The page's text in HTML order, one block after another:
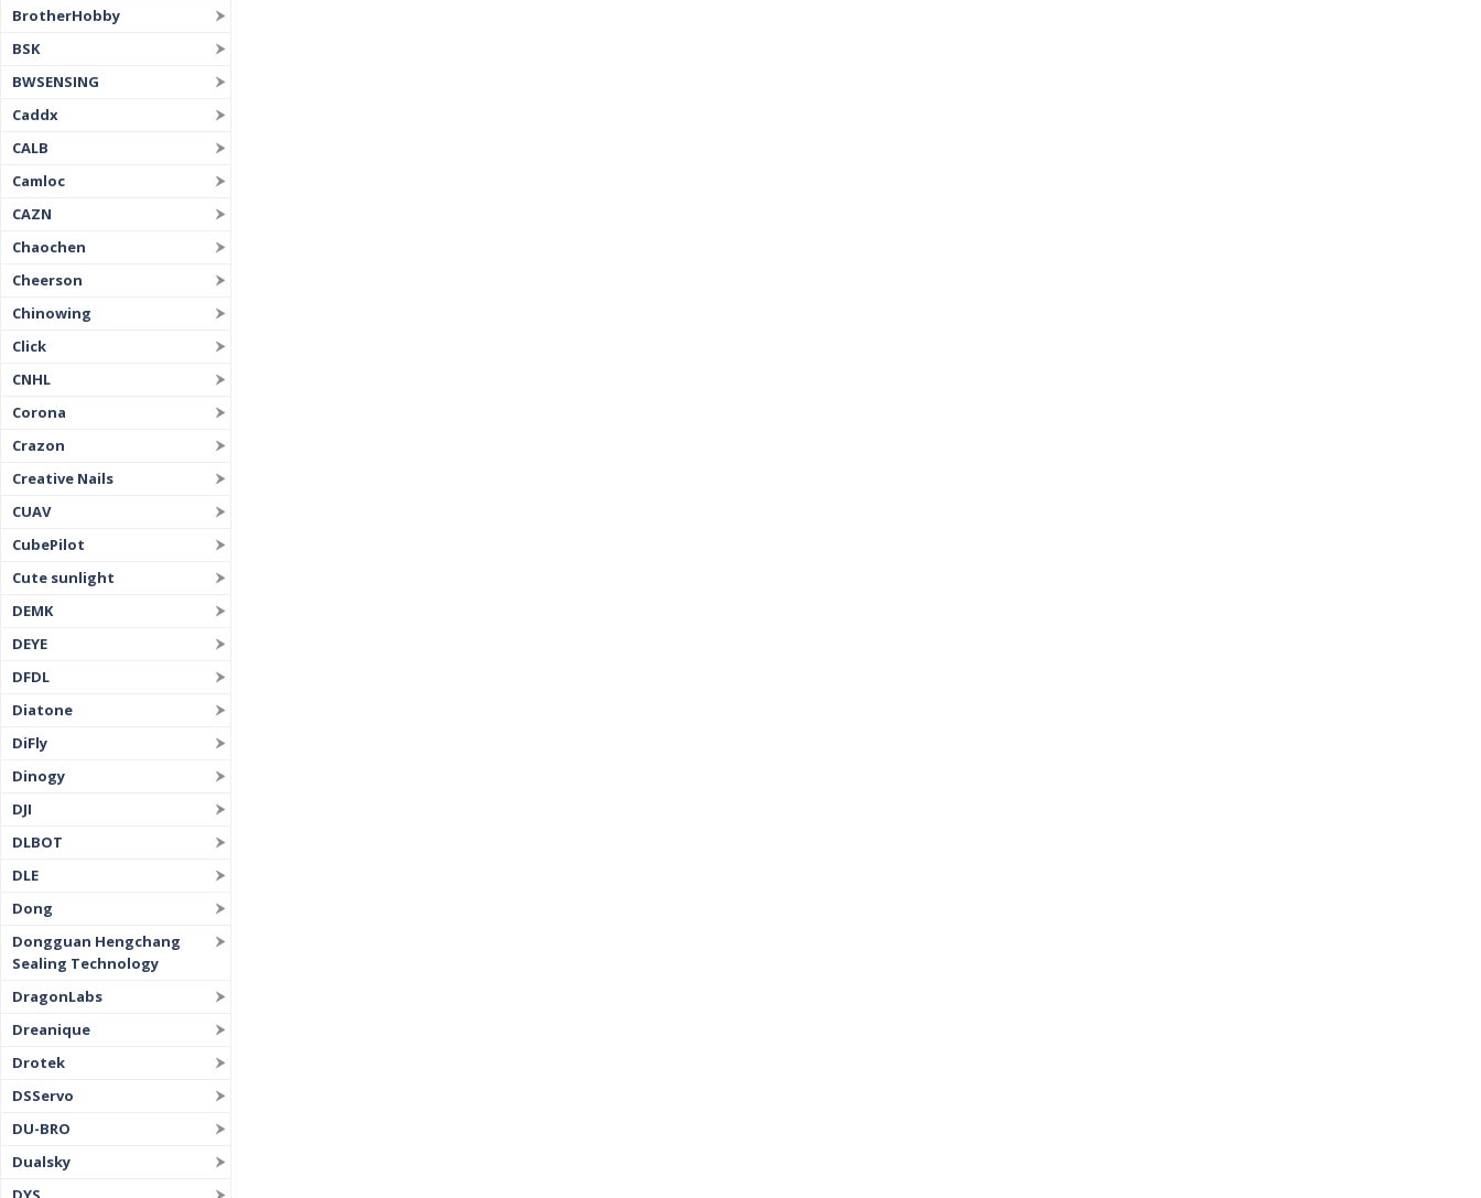
BrotherHobby
BSK
BWSENSING
Caddx
CALB
Camloc
CAZN
Chaochen
Cheerson
Chinowing
Click
CNHL
Corona
Crazon
Creative Nails
CUAV
CubePilot
Cute sunlight
DEMK
DEYE
DFDL
Diatone
DiFly
Dinogy
DJI
DLBOT
DLE
Dong
Dongguan Hengchang
Sealing Technology
DragonLabs
Dreanique
Drotek
DSServo
DU-BRO
Dualsky